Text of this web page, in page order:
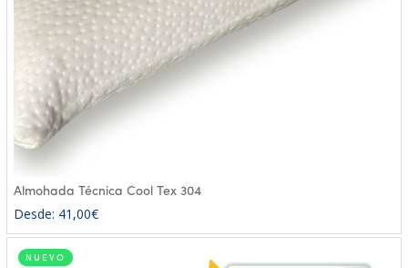
Almohada Técnica Cool Tex 304
Desde: 41,00€
NUEVO